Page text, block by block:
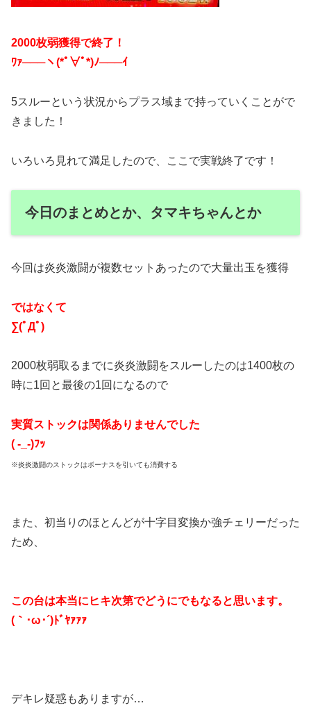
2000枚弱獲得で終了！
ﾜｧ───ヽ(*ﾟ∀ﾟ*)ﾉ───ｲ
5スルーという状況からプラス域まで持っていくことがで
きました！
いろいろ見れて満足したので、ここで実戦終了です！
今日のまとめとか、タマキちゃんとか
今回は炎炎激闘が複数セットあったので大量出玉を獲得
ではなくて
∑(ﾟДﾟ)
2000枚弱取るまでに炎炎激闘をスルーしたのは1400枚の
時に1回と最後の1回になるので
実質ストックは関係ありませんでした
( -_-)ﾌｯ
※炎炎激闘のストックはボーナスを引いても消費する
また、初当りのほとんどが十字目変換か強チェリーだった
ため、
この台は本当にヒキ次第でどうにでもなると思います。
(｀･ω･´)ﾄﾞﾔｧｧｧ
デキレ疑惑もありますが…